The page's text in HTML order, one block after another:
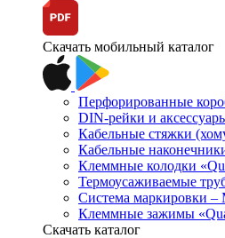
Скачать мобильный каталог
Перфорированные
DIN-рейки и
Кабельные стяжки
Кабельные
Клеммные колодки
Термоусаживаемые
Система маркировки
Клеммные зажимы
Скачать каталог